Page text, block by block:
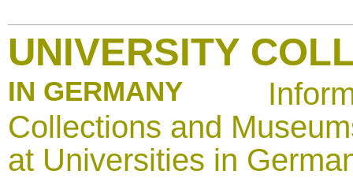
UNIVERSITY
IN GERMANY
Collections and
at Universities in